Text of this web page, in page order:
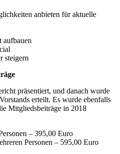
anbieten für aktuelle
aufbauen
steigern
präsentiert, und danach wurde
erteilt. Es wurde ebenfalls
Mitgliedsbeiträge in 2018
– 395,00 Euro
Personen – 595,00 Euro